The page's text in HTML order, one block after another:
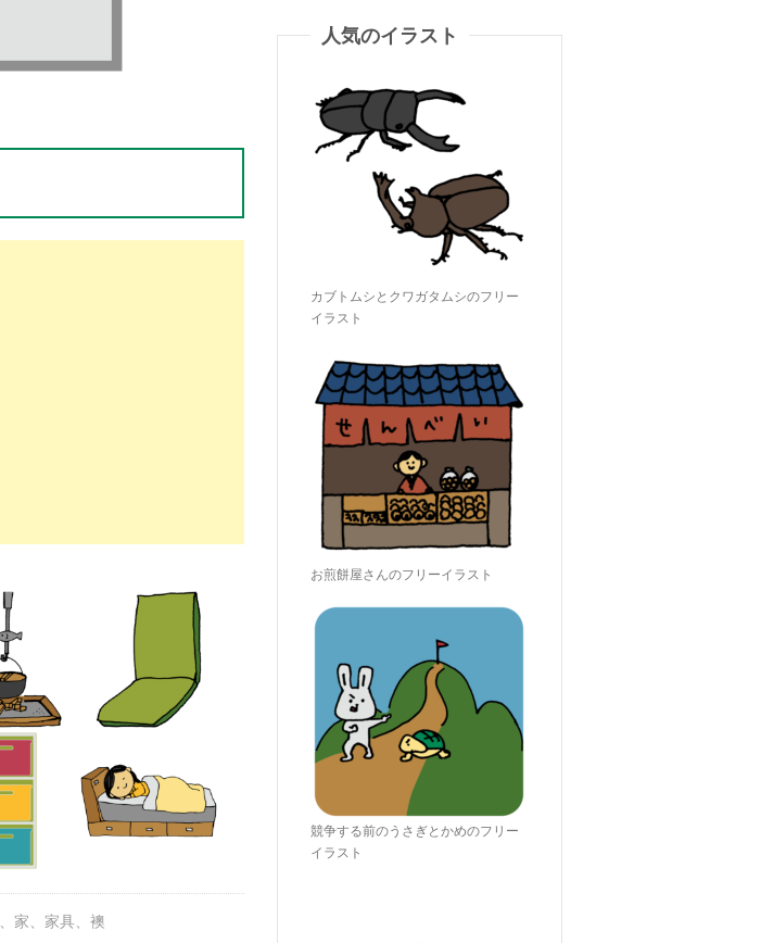
、 家、 家具、 襖
人気のイラスト
カブトムシとクワガタムシのフリー
イラスト
お煎餅屋さんのフリーイラスト
競争する前のうさぎとかめのフリー
イラスト